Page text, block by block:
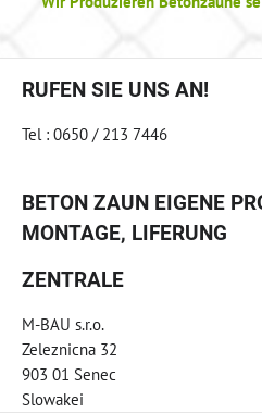
RUFEN SIE UNS AN!
Tel : 0650 / 213 7446
BETON ZAUN EIGENE
MONTAGE, LIFERUNG
ZENTRALE
M-BAU s.r.o.
Zeleznicna 32
903 01 Senec
Slowakei